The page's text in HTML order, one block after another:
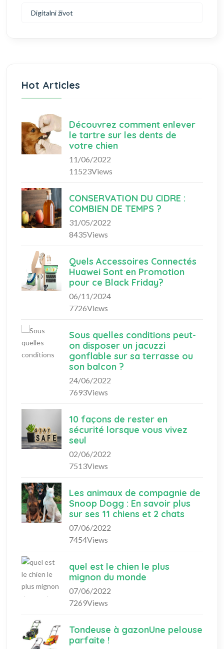
Digitalni život
Hot Articles
Découvrez comment enlever
le tartre sur les dents de
votre chien
11/06/2022
11523Views
CONSERVATION DU CIDRE :
COMBIEN DE TEMPS ?
31/05/2022
8435Views
Quels Accessoires Connectés
Huawei Sont en Promotion
pour ce Black Friday?
06/11/2024
7726Views
Sous quelles conditions peut-
on disposer un jacuzzi
gonflable sur sa terrasse ou
son balcon ?
24/06/2022
7693Views
10 façons de rester en
sécurité lorsque vous vivez
seul
02/06/2022
7513Views
Les animaux de compagnie de
Snoop Dogg : En savoir plus
sur ses 11 chiens et 2 chats
07/06/2022
7454Views
quel est le chien le plus
mignon du monde
07/06/2022
7269Views
Tondeuse à gazonUne pelouse
parfaite !